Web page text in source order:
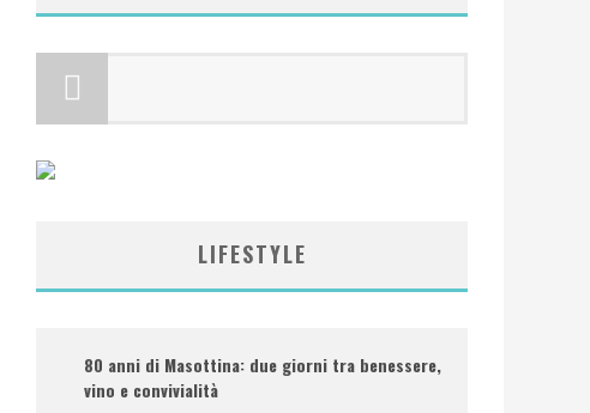
LIFESTYLE
80 anni di Masottina: due giorni tra benessere,
vino e convivialità